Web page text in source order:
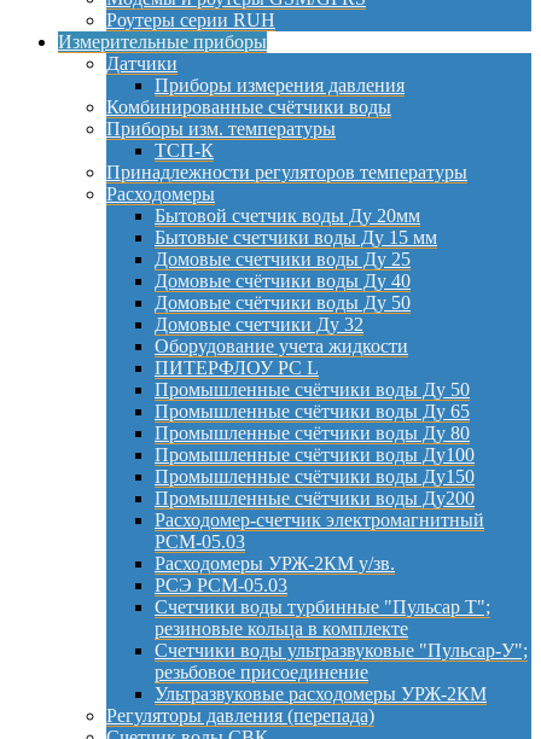
Роутеры серии RUH
Измерительные приборы
Датчики
Приборы измерения давления
Комбинированные счётчики воды
Приборы изм. температуры
ТСП-К
Принадлежности регуляторов температуры
Расходомеры
Бытовой счетчик воды Ду 20мм
Бытовые счетчики воды Ду 15 мм
Домовые счетчики воды Ду 25
Домовые счётчики воды Ду 40
Домовые счётчики воды Ду 50
Домовые счетчики Ду 32
Оборудование учета жидкости
ПИТЕРФЛОУ РС L
Промышленные счётчики воды Ду 50
Промышленные счётчики воды Ду 65
Промышленные счётчики воды Ду 80
Промышленные счётчики воды Ду100
Промышленные счётчики воды Ду150
Промышленные счётчики воды Ду200
Расходомер-счетчик электромагнитный
РСМ-05.03
Расходомеры УРЖ-2КМ у/зв.
РСЭ РСМ-05.03
Счетчики воды турбинные "Пульсар Т";
резиновые кольца в комплекте
Счетчики воды ультразвуковые "Пульсар-У";
резьбовое присоединение
Ультразвуковые расходомеры УРЖ-2КМ
Регуляторы давления (перепада)